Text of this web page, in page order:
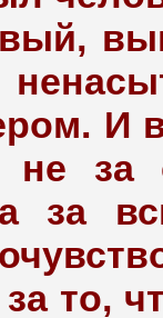
И
не
за
за то,